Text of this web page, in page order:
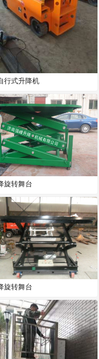
行式升降机
旋转舞台
旋转舞台